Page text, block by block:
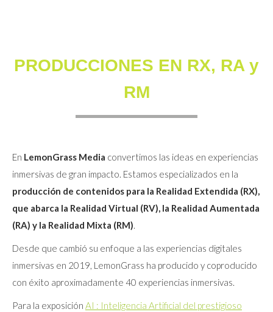
PRODUCCIONES EN RX, RA y
RM
En LemonGrass Media convertimos las ideas en experiencias
inmersivas de gran impacto. Estamos especializados en la
producción de contenidos para la Realidad Extendida (RX),
que abarca la Realidad Virtual (RV), la Realidad Aumentada
(RA) y la Realidad Mixta (RM).
Desde que cambió su enfoque a las experiencias digitales
inmersivas en 2019, LemonGrass ha producido y coproducido
con éxito aproximadamente 40 experiencias inmersivas.
Para la exposición AI : Inteligencia Artificial del prestigioso